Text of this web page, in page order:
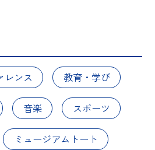
レンス 教育・学び
音楽 スポーツ
ミュージアムトート